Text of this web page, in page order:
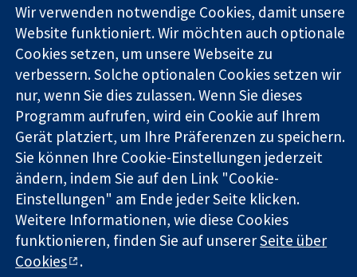
Zuverlässige
Evidenz
Informierte
Entscheidungen
Bessere
Gesundheit
London
W1G0AN
Vereinigtes
Königreich
Neuigkeiten
Pressestelle
Über uns
Cochrane
Library
Die Cochrane Collaboration ist eine gemeinützige Organisation
(Nr. 1045921) und in England und in Wales als eine Gesellschaft
mit beschränkter Haftung (Nr. 03044323) registriert.
Umsatzsteuer-Identifikationsnummer GB 718 2127 49.
Copyright © 2026 The Cochrane Collaboration
Bedingungen für die Webseite
Wir verwenden notwendige Cookies, damit unsere
Website funktioniert. Wir möchten auch optionale
Cookies setzen, um unsere Webseite zu
verbessern. Solche optionalen Cookies setzen wir
nur, wenn Sie dies zulassen. Wenn Sie dieses
Programm aufrufen, wird ein Cookie auf Ihrem
Gerät platziert, um Ihre Präferenzen zu speichern.
Sie können Ihre Cookie-Einstellungen jederzeit
ändern, indem Sie auf den Link "Cookie-
Einstellungen" am Ende jeder Seite klicken.
Weitere Informationen, wie diese Cookies
funktionieren, finden Sie auf unsererSeite über
Cookies
.